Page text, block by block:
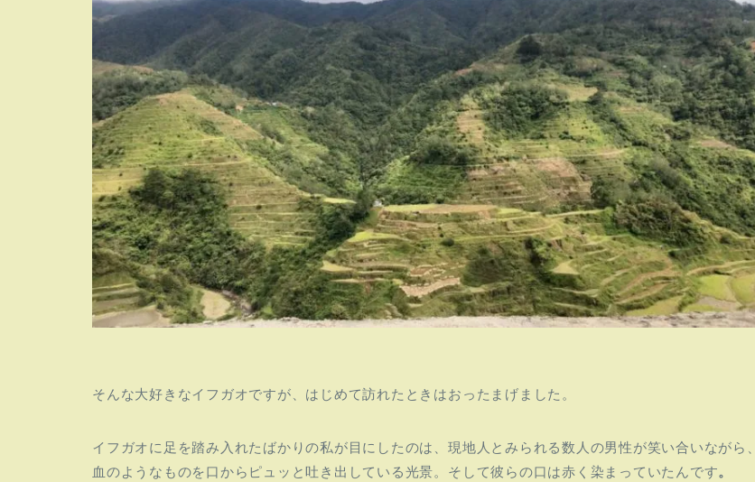
そんな大好きなイフガオですが、はじめて訪れたときはおったまげました。
イフガオに足を踏み入れたばかりの私が目にしたのは、現地人とみられる数人の男性が笑い合いながら、
血のようなものを口からピュッと吐き出している光景。そして彼らの口は赤く染まっていたんです。